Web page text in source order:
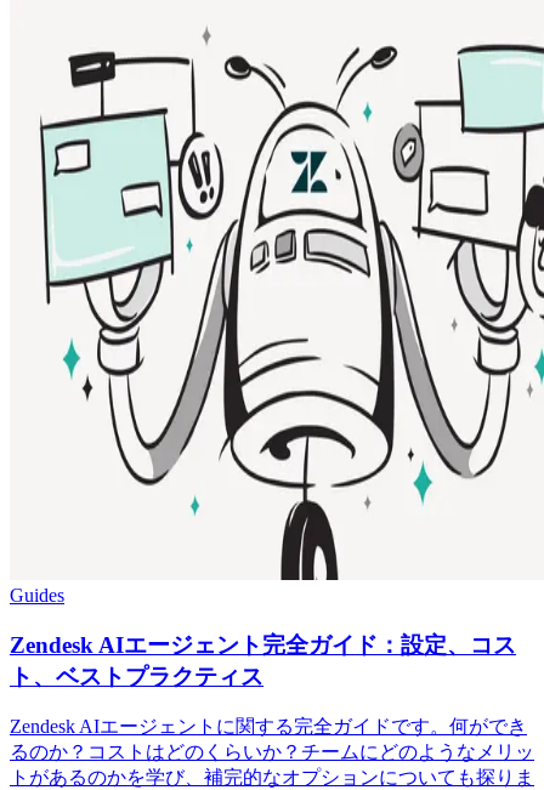
Guides
Zendesk AIエージェント完全ガイド：設定、コス
ト、ベストプラクティス
Zendesk AIエージェントに関する完全ガイドです。何ができ
るのか？コストはどのくらいか？チームにどのようなメリッ
トがあるのかを学び、補完的なオプションについても探りま